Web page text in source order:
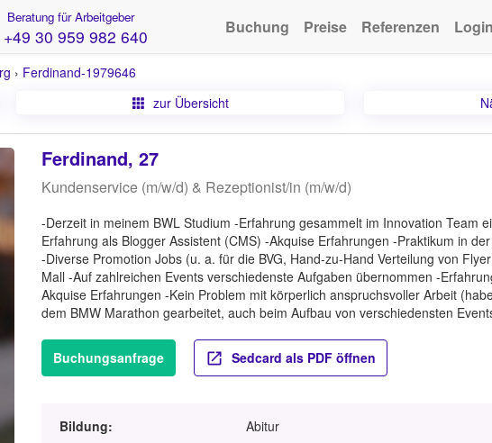
Beratung für Arbeitgeber
+49 30 959 982 640 Buchung Preise Referenzen Login
› Ferdinand-1979646
zur Übersicht
Ferdinand, 27
Kundenservice (m/w/d) & Rezeptionist/in (m/w/d)
-Derzeit in meinem BWL Studium -Erfahrung gesammelt im Innovation Team
Erfahrung als Blogger Assistent (CMS) -Akquise Erfahrungen -Praktikum in
-Diverse Promotion Jobs (u. a. für die BVG, Hand-zu-Hand Verteilung von
Mall -Auf zahlreichen Events verschiedenste Aufgaben übernommen -
Akquise Erfahrungen -Kein Problem mit körperlich anspruchsvoller Arbeit
dem BMW Marathon gearbeitet, auch beim Aufbau von verschiedensten
Buchungsanfrage Sedcard als PDF öffnen
Bildung:
Abitur